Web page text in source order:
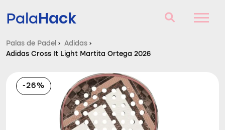
PalaHack
Palas de Padel
Consultorio
Comparador
Palas de Padel › Adidas ›
Adidas Cross It Light Martita Ortega 2026
-26%